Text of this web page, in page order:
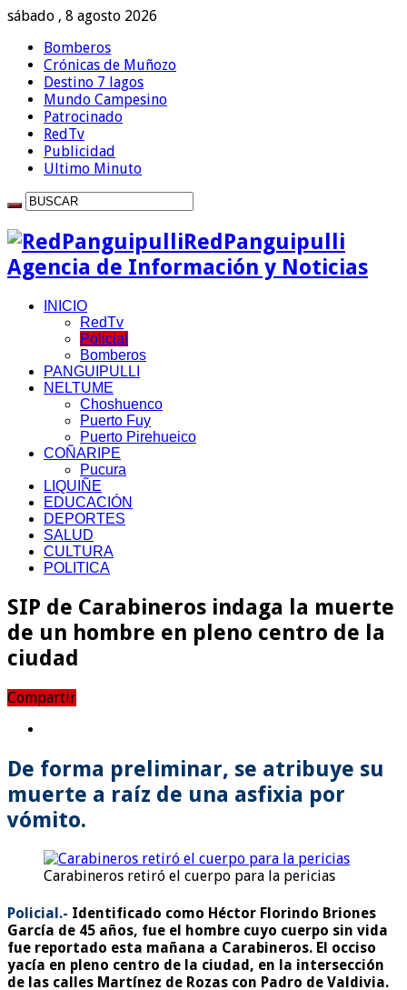
sábado , 8 agosto 2026
Bomberos
Crónicas de Muñozo
Destino 7 lagos
Mundo Campesino
Patrocinado
RedTv
Publicidad
Ultimo Minuto
RedPanguipulli
Agencia de Información y Noticias
INICIO
RedTv
Policial
Bomberos
PANGUIPULLI
NELTUME
Choshuenco
Puerto Fuy
Puerto Pirehueico
COÑARIPE
Pucura
LIQUIÑE
EDUCACIÓN
DEPORTES
SALUD
CULTURA
POLITICA
SIP de Carabineros indaga la muerte
de un hombre en pleno centro de la
ciudad
Compartir
De forma preliminar, se atribuye su
muerte a raíz de una asfixia por
vómito.
Carabineros retiró el cuerpo para la pericias
Policial.- Identificado como Héctor Florindo Briones
García de 45 años, fue el hombre cuyo cuerpo sin vida
fue reportado esta mañana a Carabineros. El occiso
yacía en pleno centro de la ciudad, en la intersección
de las calles Martínez de Rozas con Padro de Valdivia.